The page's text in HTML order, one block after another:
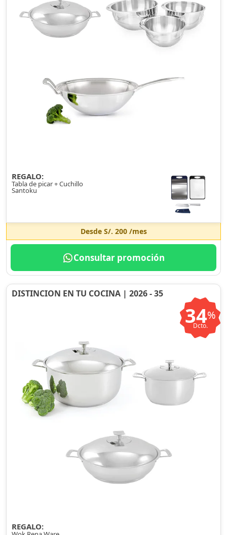
REGALO:
Tabla de picar + Cuchillo
Santoku
Desde S/. 200/mes
Consultar promoción
DISTINCION EN TU COCINA | 2026 - 35
34%
Dcto.
REGALO: